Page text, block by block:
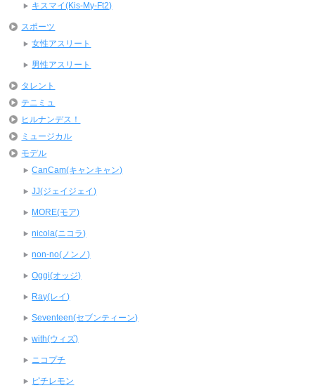
キスマイ(Kis-My-Ft2)
スポーツ
女性アスリート
男性アスリート
タレント
テニミュ
ヒルナンデス！
ミュージカル
モデル
CanCam(キャンキャン)
JJ(ジェイジェイ)
MORE(モア)
nicola(ニコラ)
non-no(ノンノ)
Oggi(オッジ)
Ray(レイ)
Seventeen(セブンティーン)
with(ウィズ)
ニコプチ
ピチレモン